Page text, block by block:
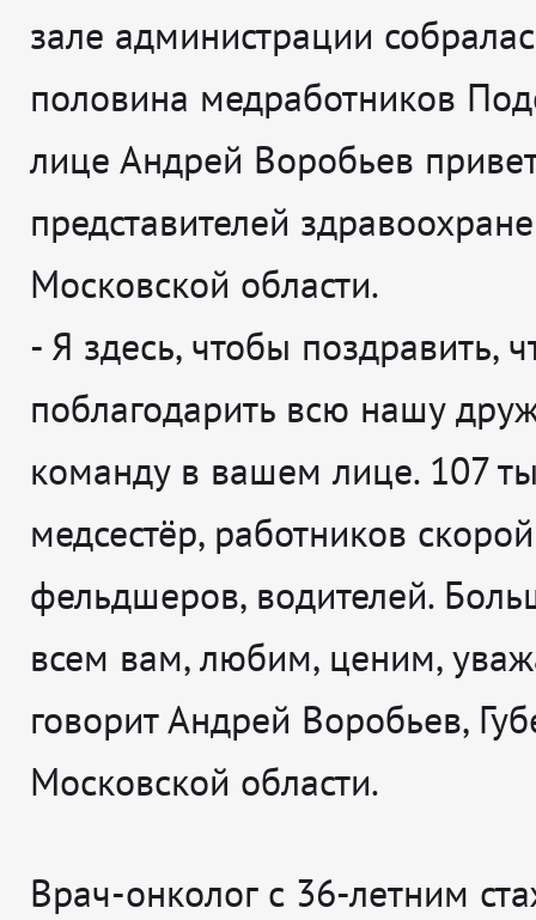
зале администрации
половина медработников
лице Андрей Воробьев
представителей
Московской области.
- Я здесь, чтобы поздравить,
поблагодарить всю нашу
команду в вашем лице. 107
медсестёр, работников
фельдшеров, водителей.
всем вам, любим, ценим,
говоритАндрей Воробьев,
Московской области.
Врач-онколог с 36-летним